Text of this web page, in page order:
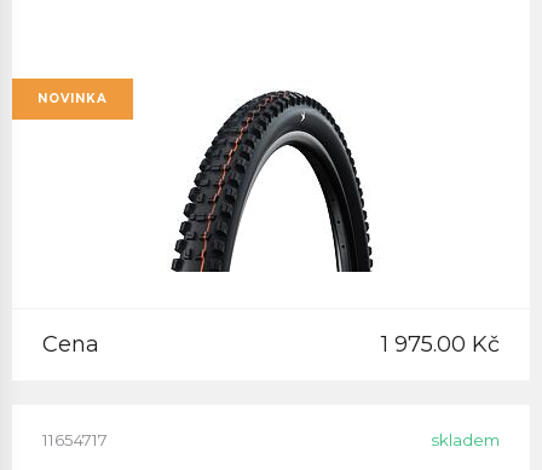
NOVINKA
Cena 1 975.00 Kč
11654717 skladem